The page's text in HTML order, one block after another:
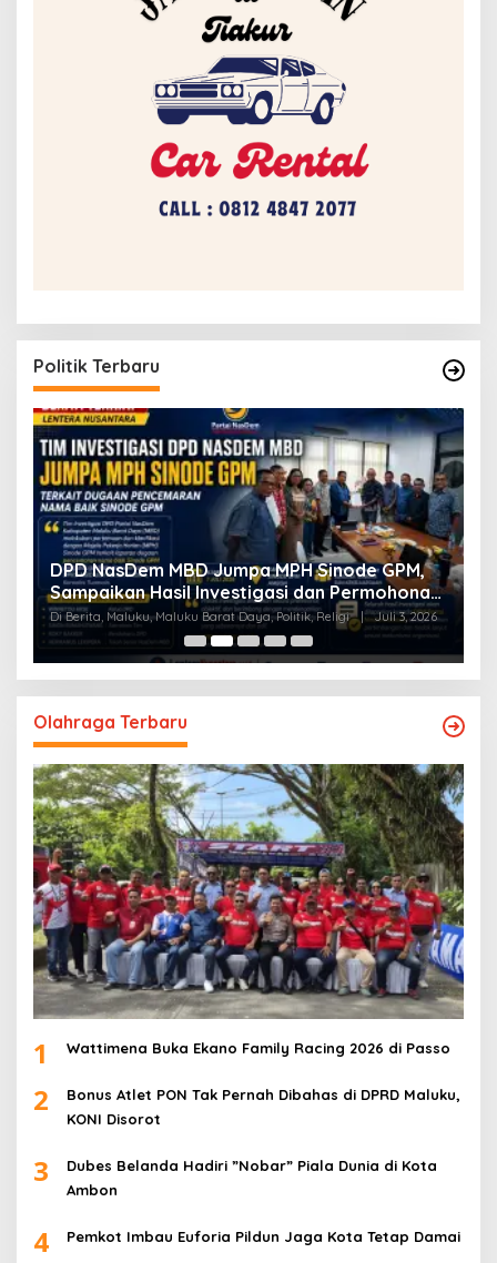
Politik Terbaru
DPD NasDem MBD Jumpa MPH Sinode GPM,
Sampaikan Hasil Investigasi dan Permohonan
Maaf
Di Berita, Maluku, Maluku Barat Daya, Politik, Religi Juli 3, 2026
Olahraga Terbaru
1 Wattimena Buka Ekano Family Racing 2026 di Passo
2
Bonus Atlet PON Tak Pernah Dibahas di DPRD Maluku,
KONI Disorot
3
Dubes Belanda Hadiri ”Nobar” Piala Dunia di Kota
Ambon
4 Pemkot Imbau Euforia Pildun Jaga Kota Tetap Damai